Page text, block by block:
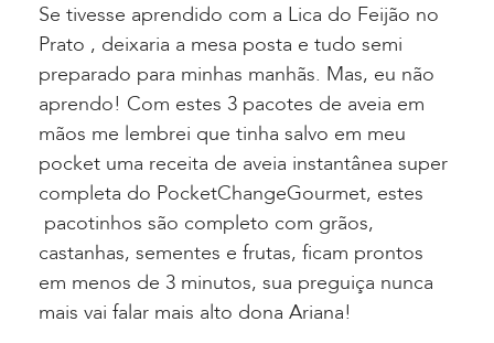
Se tivesse aprendido com a Lica do Feijão no
Prato , deixaria a mesa posta e tudo semi
preparado para minhas manhãs. Mas, eu não
aprendo! Com estes 3 pacotes de aveia em
mãos me lembrei que tinha salvo em meu
pocket uma receita de aveia instantânea super
completa do PocketChangeGourmet, estes
pacotinhos são completo com grãos,
castanhas, sementes e frutas, ficam prontos
em menos de 3 minutos, sua preguiça nunca
mais vai falar mais alto dona Ariana!